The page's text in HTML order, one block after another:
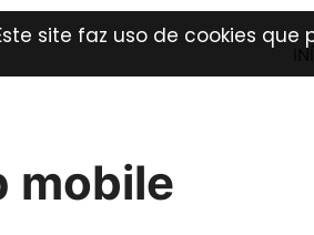
mobile
site faz uso de cookies